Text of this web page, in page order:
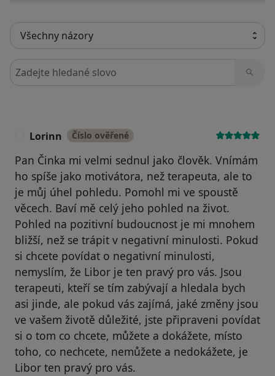
Hledejte v názorech
Lorinn Číslo ověřené
Pan Činka mi velmi sednul jako člověk. Vnímám
ho spíše jako motivátora, než terapeuta, ale to
je můj úhel pohledu. Pomohl mi ve spoustě
věcech. Baví mě celý jeho pohled na život.
Pohled na pozitivní budoucnost je mi mnohem
bližší, než se trápit v negativní minulosti. Pokud
si chcete povídat o negativní minulosti,
nemyslím, že Libor je ten pravý pro vás. Jsou
terapeuti, kteří se tím zabývají a hledala bych
asi jinde, ale pokud vás zajímá, jaké změny jsou
ve vašem životě důležité, jste připraveni povídat
si o tom co chcete, můžete a dokážete, místo
toho, co nechcete, nemůžete a nedokážete, je
Libor ten pravý pro vás.